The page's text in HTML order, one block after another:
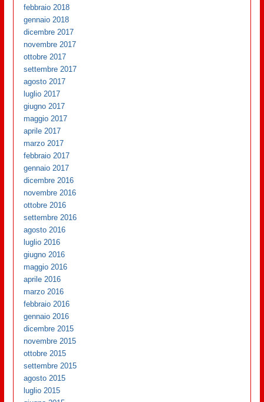
febbraio 2018
gennaio 2018
dicembre 2017
novembre 2017
ottobre 2017
settembre 2017
agosto 2017
luglio 2017
giugno 2017
maggio 2017
aprile 2017
marzo 2017
febbraio 2017
gennaio 2017
dicembre 2016
novembre 2016
ottobre 2016
settembre 2016
agosto 2016
luglio 2016
giugno 2016
maggio 2016
aprile 2016
marzo 2016
febbraio 2016
gennaio 2016
dicembre 2015
novembre 2015
ottobre 2015
settembre 2015
agosto 2015
luglio 2015